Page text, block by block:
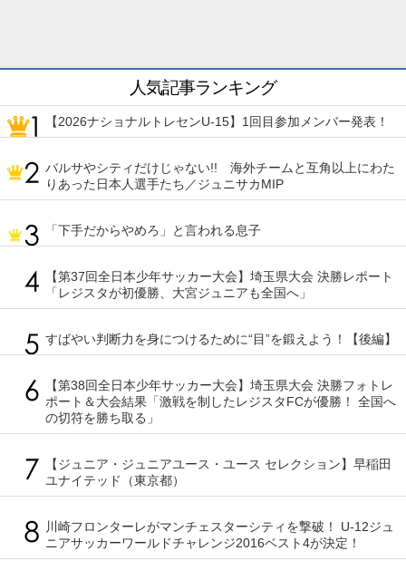
人気記事ランキング
【2026ナショナルトレセンU-15】1回目参加メンバー発表！
バルサやシティだけじゃない!! 海外チームと互角以上にわた
りあった日本人選手たち／ジュニサカMIP
「下手だからやめろ」と言われる息子
【第37回全日本少年サッカー大会】埼玉県大会 決勝レポート
「レジスタが初優勝、大宮ジュニアも全国へ」
すばやい判断力を身につけるために“目”を鍛えよう！【後編】
【第38回全日本少年サッカー大会】埼玉県大会 決勝フォトレ
ポート＆大会結果「激戦を制したレジスタFCが優勝！ 全国へ
の切符を勝ち取る」
【ジュニア・ジュニアユース・ユース セレクション】早稲田
ユナイテッド（東京都）
川崎フロンターレがマンチェスターシティを撃破！ U-12ジュ
ニアサッカーワールドチャレンジ2016ベスト4が決定！